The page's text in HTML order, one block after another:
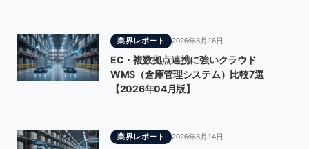
業界レポート 2026年3月16日
EC・複数拠点連携に強いクラウド
WMS（倉庫管理システム）比較7選
【2026年04月版】
業界レポート 2026年3月14日